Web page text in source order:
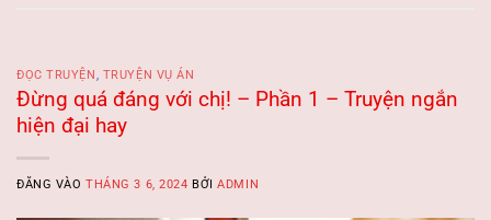
ĐỌC TRUYỆN, TRUYỆN VỤ ÁN
Đừng quá đáng với chị! – Phần 1 – Truyện ngắn
hiện đại hay
ĐĂNG VÀOTHÁNG 3 6, 2024 BỞIADMIN